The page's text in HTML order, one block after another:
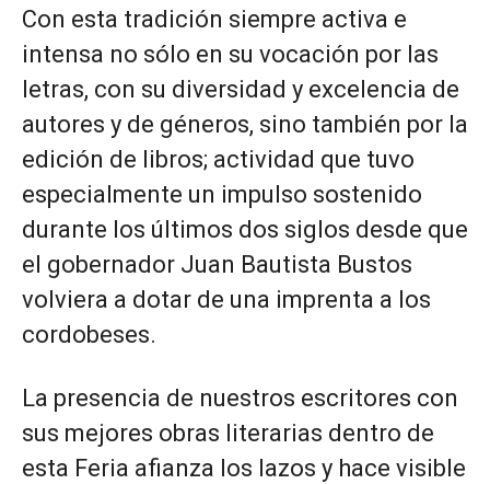
Con esta tradición siempre activa e
intensa no sólo en su vocación por las
letras, con su diversidad y excelencia de
autores y de géneros, sino también por la
edición de libros; actividad que tuvo
especialmente un impulso sostenido
durante los últimos dos siglos desde que
el gobernador Juan Bautista Bustos
volviera a dotar de una imprenta a los
cordobeses.
La presencia de nuestros escritores con
sus mejores obras literarias dentro de
esta Feria afianza los lazos y hace visible